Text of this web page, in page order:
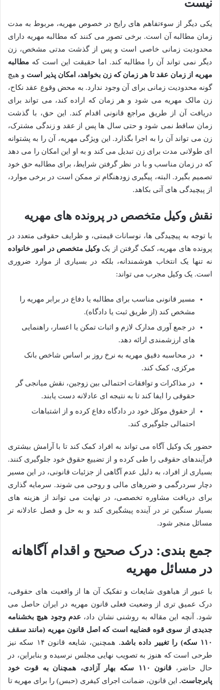
نیست
یکی دیگر از سوءتفاهم های رایج در خصوص مهریه، مربوط به مدت
زمان مطالبه آن است. برخی تصور می کنند که مطالبه مهریه دارای
محدودیت زمانی خاصی است و پس از گذشت مدتی مشخص، زن
دیگر نمی تواند آن را مطالبه کند. اما حقیقت این است که مطالبه
مهریه از زمان عقد تا هر زمان که زن بخواهد، امکان پذیر است و هیچ
گونه محدودیت زمانی برای آن وجود ندارد. به محض وقوع عقد نکاح،
زن مالک مهریه می شود و هر زمان که اراده کند، می تواند برای
دریافت آن از طریق مراجع قانونی اقدام کند. این حق، با گذشت
زمان ساقط نمی شود و حتی سال ها پس از عقد و زندگی مشترک،
زن می تواند آن را به اجرا بگذارد. این ویژگی مهریه، آن را به پشتوانه
ای طولانی مدت برای زن تبدیل می کند و به او این امکان را می دهد
که در زمان مناسب و با در نظر گرفتن شرایط، برای مطالبه حق خود
تصمیم بگیرد. البته، پیگیری زودهنگام تر ممکن است در برخی موارد،
از پیچیدگی های آتی بکاهد.
نقش وکیل متخصص در پرونده های مهریه
با توجه به پیچیدگی ها، نوسانات قیمتی، و ظرایف حقوقی متعدد در
پرونده های مهریه، کمک گرفتن از یک وکیل متخصص در امور خانواده
نه تنها یک انتخاب هوشمندانه، بلکه در بسیاری از موارد ضروری
است. یک وکیل مجرب می تواند:
مسیر قانونی مناسب برای مطالبه یا دفاع در برابر مهریه را
مشخص کند (از طریق ثبت یا دادگاه).
در جمع آوری مدارک لازم و اثبات تمکن یا اعسار، راهنمایی
های ارزشمندی ارائه دهد.
در محاسبه دقیق مهریه به نرخ روز بر اساس شاخص بانک
مرکزی، کمک کند.
در مذاکرات و توافقات احتمالی بین زوجین، نقش میانجی گر
حقوقی را ایفا کند تا به نتیجه ای عادلانه دست یابند.
از حقوق موکل خود در دادگاه دفاع کرده و از اشتباهات
احتمالی جلوگیری کند.
حضور یک وکیل آگاه می تواند به افراد کمک کند تا با آرامش بیشتری
فرآیندهای حقوقی را طی کرده و از تضییع حقوق خود جلوگیری کنند.
بسیاری از افراد، به دلیل عدم آگاهی از جزئیات قانونی، در این مسیر
دچار سردرگمی و ضررهای مالی و روحی می شوند. سرمایه گذاری
برای دریافت مشاوره تخصصی، در نهایت می تواند از هزینه های
بسیار سنگین تر در آینده پیشگیری کند و به حل و فصل عادلانه تر
مسائل منجر شود.
جمع بندی: درک صحیح و اقدام آگاهانه
در مسائل مهریه
با عبور از هیاهوی شایعات و تفکیک آن ها از واقعیت های حقوقی،
درک عمیق تری از وضعیت فعلی قانون مهریه در ایران حاصل می
شود. آنچه این مقاله به روشنی نشان داد، عدم وجود هیچ بخشنامه
جدیدی از سوی قوه قضاییه است که اصل قانون مهریه (مانند سقف
۱۱۰ سکه) را تغییر داده باشد.
همچنین، شایعه قانون ۱۴ سکه نیز
طرحی است که هنوز به تصویب نهایی مجلس نرسیده و بنابراین، در
حال حاضر،
قانون ۱۱۰ سکه بهار آزادی، همچنان به قوت خود
پابرجاست. این قانون، ضمانت اجرای کیفری (حبس) را برای مهریه تا